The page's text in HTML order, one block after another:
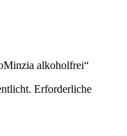
alkoholfrei“
Erforderliche